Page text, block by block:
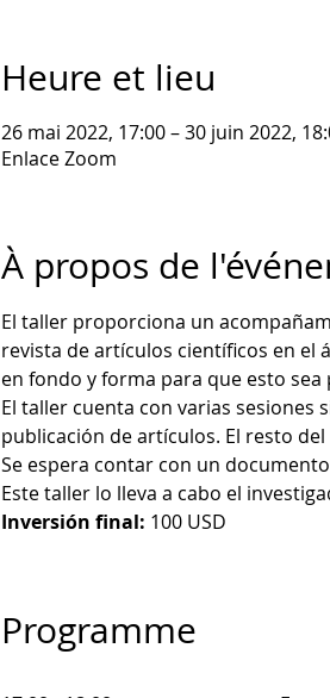
Heure et lieu
26 mai 2022, 17:00 – 30 juin 2022,
Enlace Zoom
À propos de
El taller proporciona un
revista de artículos científicos en el
en fondo y forma para que esto sea
El taller cuenta con varias sesiones
publicación de artículos. El resto
Se espera contar con un
Este taller lo lleva a cabo el
Inversión final: 100 USD
Programme